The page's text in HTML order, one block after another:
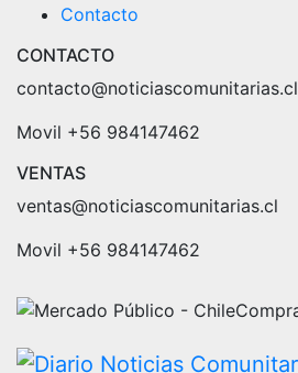
Contacto
CONTACTO
contacto@noticiascomunitarias.cl
Movil +56 984147462
VENTAS
ventas@noticiascomunitarias.cl
Movil +56 984147462